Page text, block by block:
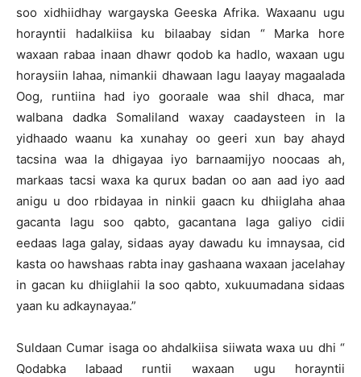
soo xidhiidhay wargayska Geeska Afrika. Waxaanu ugu
horayntii hadalkiisa ku bilaabay sidan “ Marka hore
waxaan rabaa inaan dhawr qodob ka hadlo, waxaan ugu
horaysiin lahaa, nimankii dhawaan lagu laayay magaalada
Oog, runtiina had iyo gooraale waa shil dhaca, mar
walbana dadka Somaliland waxay caadaysteen in la
yidhaado waanu ka xunahay oo geeri xun bay ahayd
tacsina waa la dhigayaa iyo barnaamijyo noocaas ah,
markaas tacsi waxa ka qurux badan oo aan aad iyo aad
anigu u doo rbidayaa in ninkii gaacn ku dhiiglaha ahaa
gacanta lagu soo qabto, gacantana laga galiyo cidii
eedaas laga galay, sidaas ayay dawadu ku imnaysaa, cid
kasta oo hawshaas rabta inay gashaana waxaan jacelahay
in gacan ku dhiiglahii la soo qabto, xukuumadana sidaas
yaan ku adkaynayaa.”
Suldaan Cumar isaga oo ahdalkiisa siiwata waxa uu dhi “
Qodabka labaad runtii waxaan ugu horayntii